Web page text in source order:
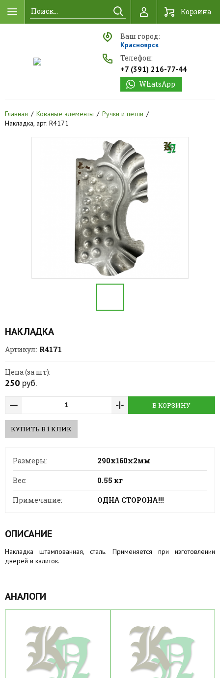
Найти Корзина
Ваш город:
Красноярск
Телефон:
+7 (391) 216-77-44
WhatsApp
Главная Кованые элементы
Ручки и петли
Накладка, арт. R4171
НАКЛАДКА
Артикул: R4171
Цена (за шт):
250 руб.
КУПИТЬ В 1 КЛИК
В КОРЗИНУ
Размеры: 290х160х2мм
Вес: 0.55 кг
Примечание: ОДНА СТОРОНА!!!
ОПИСАНИЕ
Накладка штампованная, сталь. Применяется при изготовлении
дверей и калиток.
АНАЛОГИ